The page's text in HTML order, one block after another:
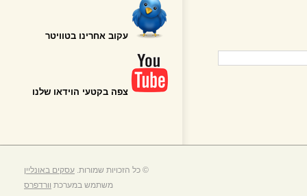
עקוב אחרינו בטוויטר
צפה בקטעי הוידאו שלנו
© כל הזכויות שמורות.עסקים באונליין
משתמש במערכתוורדפרס